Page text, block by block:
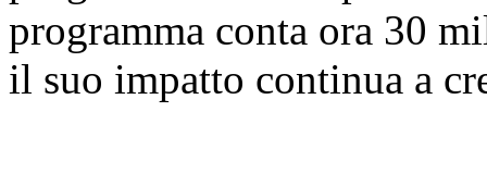
programma conta ora 30
il suo impatto continua a